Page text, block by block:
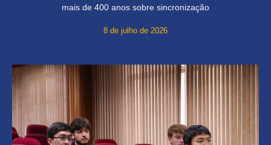
mais de 400 anos sobre sincronização
8 de julho de 2026